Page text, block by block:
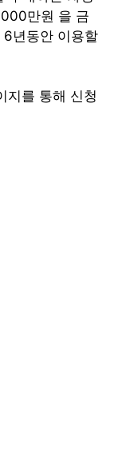
만원 을 금
년동안 이용할
지를 통해 신청